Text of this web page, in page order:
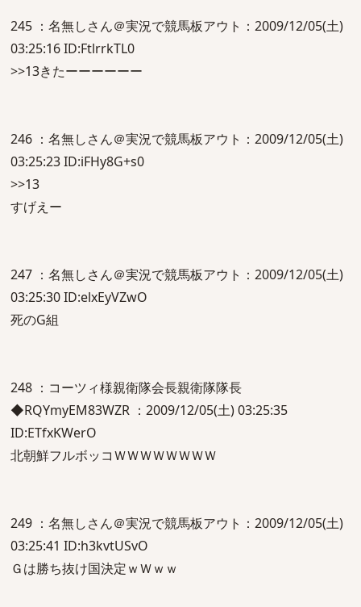
245 ：名無しさん＠実況で競馬板アウト：2009/12/05(土)
03:25:16 ID:FtlrrkTL0
>>13きたーーーーーー
246 ：名無しさん＠実況で競馬板アウト：2009/12/05(土)
03:25:23 ID:iFHy8G+s0
>>13
すげえー
247 ：名無しさん＠実況で競馬板アウト：2009/12/05(土)
03:25:30 ID:elxEyVZwO
死のG組
248 ：コーツィ様親衛隊会長親衛隊隊長
◆RQYmyEM83WZR ：2009/12/05(土) 03:25:35
ID:ETfxKWerO
北朝鮮フルボッコＷＷＷＷＷＷＷＷ
249 ：名無しさん＠実況で競馬板アウト：2009/12/05(土)
03:25:41 ID:h3kvtUSvO
Ｇは勝ち抜け国決定ｗＷｗｗ